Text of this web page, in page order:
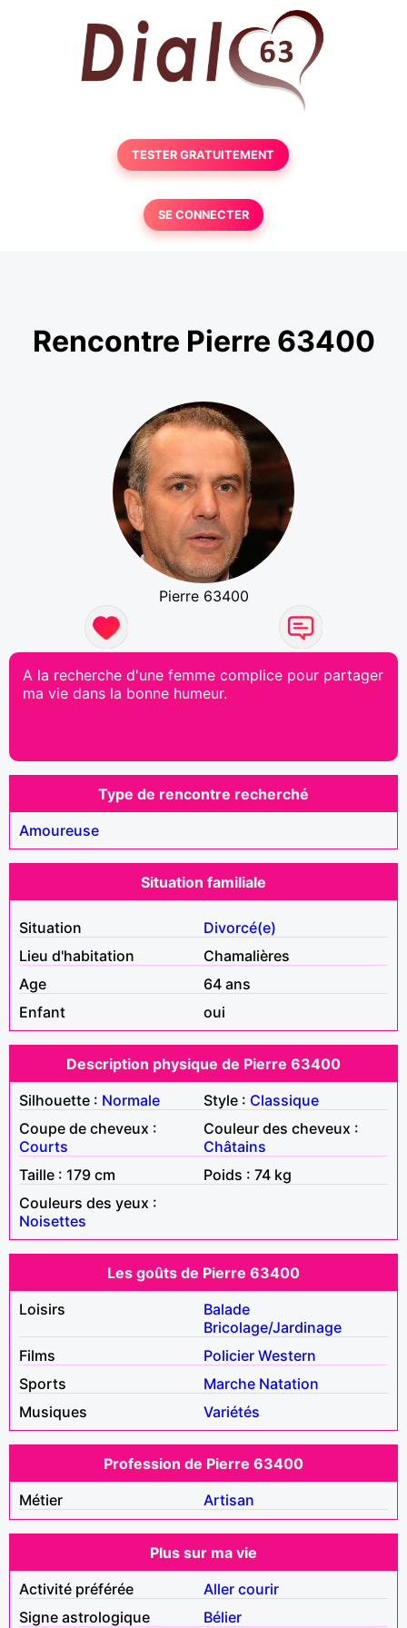
TESTER GRATUITEMENT
SE CONNECTER
Rencontre Pierre 63400
Pierre 63400
A la recherche d'une femme complice pour partager
ma vie dans la bonne humeur.
Type de rencontre recherché
Amoureuse
Situation familiale
Situation
Divorcé(e)
Lieu d'habitation
Chamalières
Age
64 ans
Enfant
oui
Description physique de Pierre 63400
Silhouette : Normale Style : Classique
Coupe de cheveux :
Courts
Couleur des cheveux :
Châtains
Taille : 179 cm
Poids : 74 kg
Couleurs des yeux :
Noisettes
Les goûts de Pierre 63400
Loisirs
Balade
Bricolage/Jardinage
Films
Policier Western
Sports
Marche Natation
Musiques
Variétés
Profession de Pierre 63400
Métier
Artisan
Plus sur ma vie
Activité préférée
Aller courir
Signe astrologique
Bélier